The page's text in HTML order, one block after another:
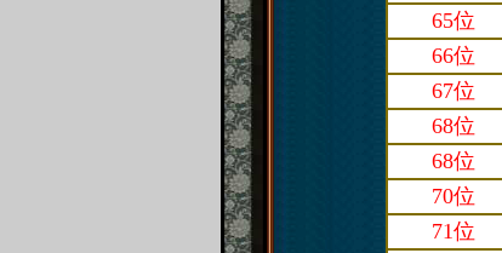
65位
66位
67位
68位
68位
70位
71位